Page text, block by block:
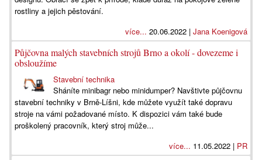
rostliny a jejich pěstování.
více... 20.06.2022 | Jana Koenigová
Půjčovna malých stavebních strojů Brno a okolí - dovezeme i
obsloužíme
Stavební technika
Sháníte minibagr nebo minidumper? Navštivte půjčovnu
stavební techniky v Brně-Líšni, kde můžete využít také dopravu
stroje na vámi požadované místo. K dispozici vám také bude
proškolený pracovník, který stroj může...
více... 11.05.2022 | PR